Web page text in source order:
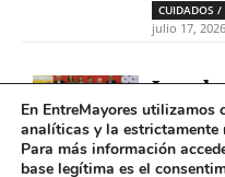
CUIDADOS /
julio 17, 2026
La
cinco
En EntreMayores
analíticas y la estrictamente
Para más información
base legítima es el